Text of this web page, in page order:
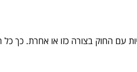
עם החוק בצורה כזו או אחרת. כך